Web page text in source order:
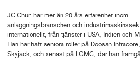
JC Chun har mer än 20 års erfarenhet inom
anläggningsbranschen och
internationellt, från tjänster i USA, Indien och
Han har haft seniora roller på Doosan
Skyjack, och senast på LGMG, där han